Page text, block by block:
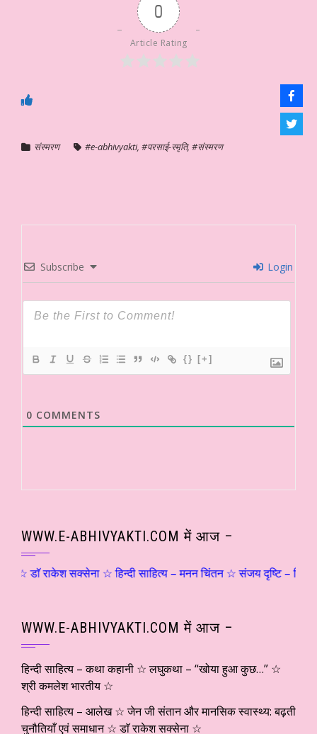
0
Article Rating
संस्मरण #e-abhivyakti, #परसाई-स्मृति,#संस्मरण
Subscribe Login
{} [+]
0 COMMENTS
WWW.E-ABHIVYAKTI.COM में आज –
सक्सेना ☆ हिन्दी साहित्य – मनन चिंतन ☆ संजय दृष्टि –
WWW.E-ABHIVYAKTI.COM में आज –
हिन्दी साहित्य – कथा कहानी ☆ लघुकथा – “खोया हुआ कुछ…” ☆
श्री कमलेश भारतीय ☆
हिन्दी साहित्य – आलेख ☆ जेन जी संतान और मानसिक स्वास्थ्य: बढ़ती
चुनौतियाँ एवं समाधान ☆ डाॅ राकेश सक्सेना ☆